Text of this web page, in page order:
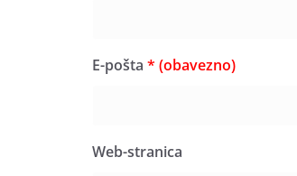
E-pošta * (obavezno)
Web-stranica